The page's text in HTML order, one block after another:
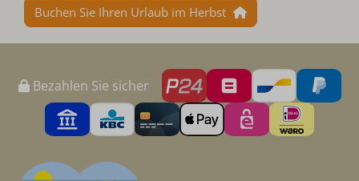
Buchen Sie Ihren Urlaub im Herbst
Bezahlen Sie sicher